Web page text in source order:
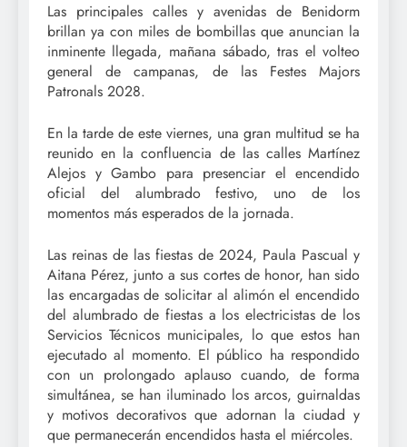
Las principales calles y avenidas de Benidorm
brillan ya con miles de bombillas que anuncian la
inminente llegada, mañana sábado, tras el volteo
general de campanas, de las Festes Majors
Patronals 2028.
En la tarde de este viernes, una gran multitud se ha
reunido en la confluencia de las calles Martínez
Alejos y Gambo para presenciar el encendido
oficial del alumbrado festivo, uno de los
momentos más esperados de la jornada.
Las reinas de las fiestas de 2024, Paula Pascual y
Aitana Pérez, junto a sus cortes de honor, han sido
las encargadas de solicitar al alimón el encendido
del alumbrado de fiestas a los electricistas de los
Servicios Técnicos municipales, lo que estos han
ejecutado al momento. El público ha respondido
con un prolongado aplauso cuando, de forma
simultánea, se han iluminado los arcos, guirnaldas
y motivos decorativos que adornan la ciudad y
que permanecerán encendidos hasta el miércoles.